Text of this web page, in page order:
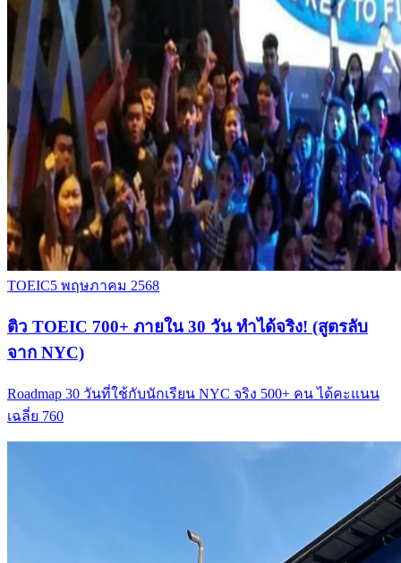
TOEIC5 พฤษภาคม 2568
ติว TOEIC 700+ ภายใน 30 วัน ทำได้จริง! (สูตรลับ
จาก NYC)
Roadmap 30 วันที่ใช้กับนักเรียน NYC จริง 500+ คน ได้คะแนน
เฉลี่ย 760